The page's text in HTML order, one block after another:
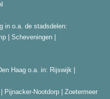
in o.a. de stadsdelen:
| Scheveningen |
Haag o.a. in: Rijswijk |
Pijnacker-Nootdorp | Zoetermeer